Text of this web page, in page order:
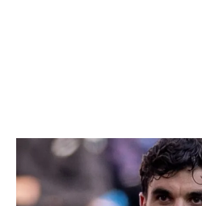
Flipboard
Reddit